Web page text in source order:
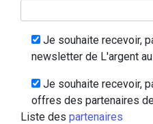
Je souhaite recevoir,
newsletter de L'argent
Je souhaite recevoir,
offres des partenaires
Liste des partenaires